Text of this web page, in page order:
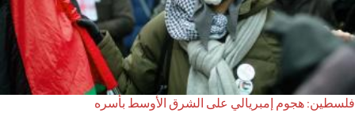
فلسطين: هجوم إمبريالي على الشرق الأوسط بأسره